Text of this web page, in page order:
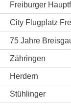
Freiburger
City Flugplatz
75 Jahre
Zähringen
Herdern
Stühlinger